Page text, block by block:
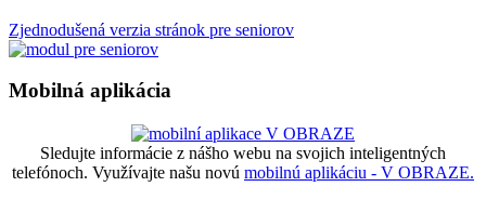
Zjednodušená verzia stránok pre seniorov
Mobilná aplikácia
Sledujte informácie z nášho webu na svojich inteligentných
telefónoch. Využívajte našu novú mobilnú aplikáciu - V OBRAZE.